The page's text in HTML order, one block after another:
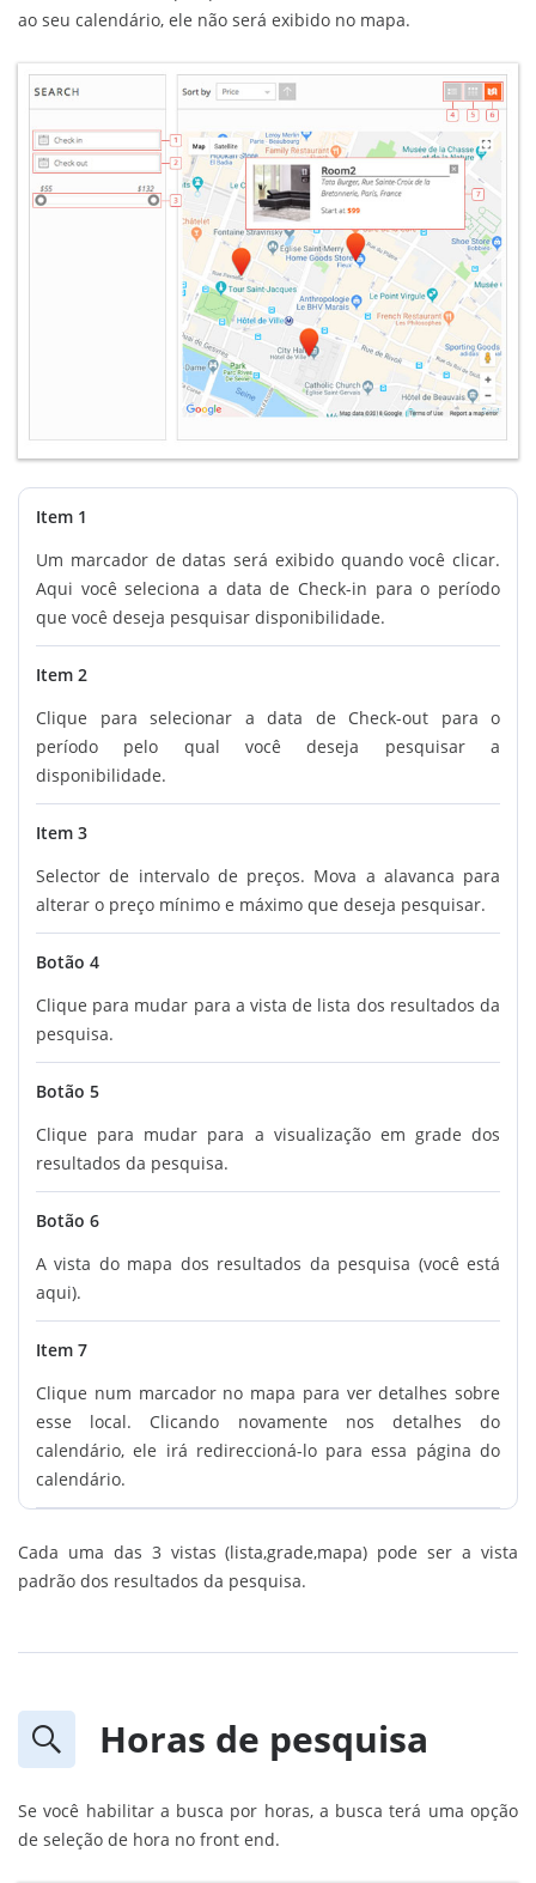
ao seu calendário, ele não será exibido no mapa.
Item 1
Um marcador de datas será exibido quando você clicar.
Aqui você seleciona a data de Check-in para o período
que você deseja pesquisar disponibilidade.
Item 2
Clique para selecionar a data de Check-out para o
período pelo qual você deseja pesquisar a
disponibilidade.
Item 3
Selector de intervalo de preços. Mova a alavanca para
alterar o preço mínimo e máximo que deseja pesquisar.
Botão 4
Clique para mudar para a vista de lista dos resultados da
pesquisa.
Botão 5
Clique para mudar para a visualização em grade dos
resultados da pesquisa.
Botão 6
A vista do mapa dos resultados da pesquisa (você está
aqui).
Item 7
Clique num marcador no mapa para ver detalhes sobre
esse local. Clicando novamente nos detalhes do
calendário, ele irá redireccioná-lo para essa página do
calendário.
Cada uma das 3 vistas (lista,grade,mapa) pode ser a vista
padrão dos resultados da pesquisa.
Horas de pesquisa
Se você habilitar a busca por horas, a busca terá uma opção
de seleção de hora no front end.